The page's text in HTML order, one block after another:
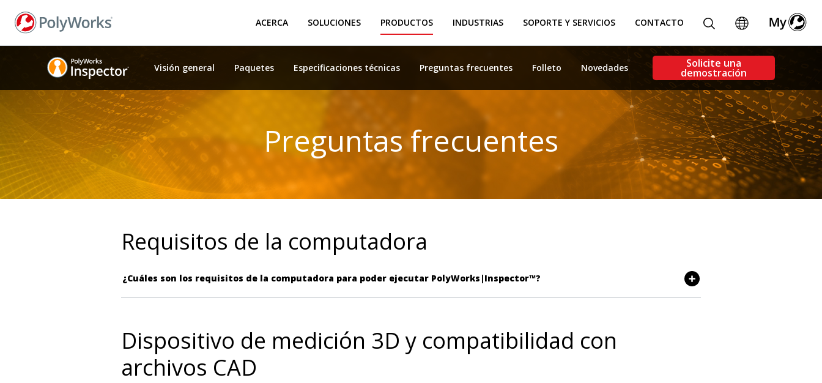
contenido
ACERCA SOLUCIONES PRODUCTOS INDUSTRIAS SOPORTE Y SERVICIOS CONTACTO
Visión general Paquetes Especificaciones técnicas Preguntas frecuentes Folleto Novedades Solicite una
demostración
Preguntas frecuentes
Requisitos de la computadora
¿Cuáles son los requisitos de la computadora para poder ejecutar PolyWorks|Inspector™?
Dispositivo de medición 3D y compatibilidad con
archivos CAD